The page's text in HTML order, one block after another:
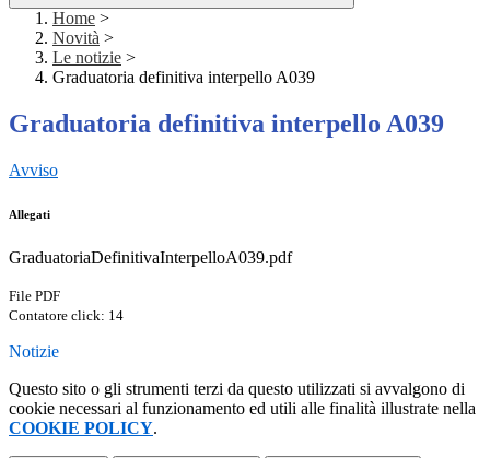
Home >
Novità >
Le notizie >
Graduatoria definitiva interpello A039
Graduatoria definitiva interpello A039
Avviso
Allegati
GraduatoriaDefinitivaInterpelloA039.pdf
File PDF
Contatore click: 14
Notizie
Questo sito o gli strumenti terzi da questo utilizzati si avvalgono di
cookie necessari al funzionamento ed utili alle finalità illustrate nella
COOKIE POLICY.